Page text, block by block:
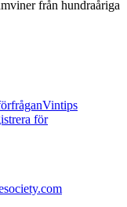
från hundraåriga
Vintips
för